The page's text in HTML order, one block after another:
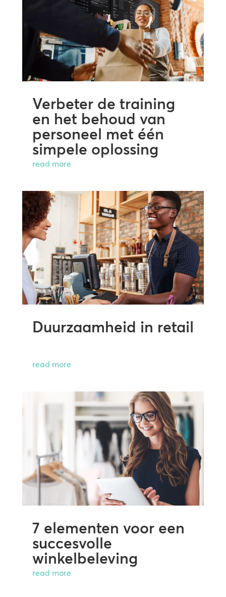
Verbeter de training
en het behoud van
personeel met één
simpele oplossing
read more
Duurzaamheid in retail
read more
7 elementen voor een
succesvolle
winkelbeleving
read more